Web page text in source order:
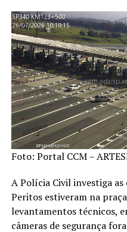
Foto: Portal CCM –
A Polícia Civil investiga
Peritos estiveram na
levantamentos técnicos,
câmeras de segurança